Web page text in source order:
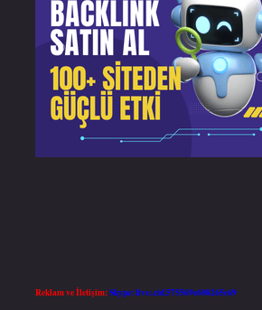
Reklam ve İletişim:Skype: live:.cid.575569c608265c69